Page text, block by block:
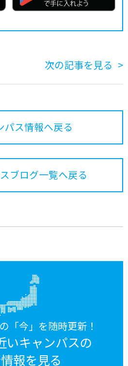
次の記事を見る
パス情報へ戻る
ブログ一覧へ戻る
「今」を随時更新！
いキャンパスの
報を見る